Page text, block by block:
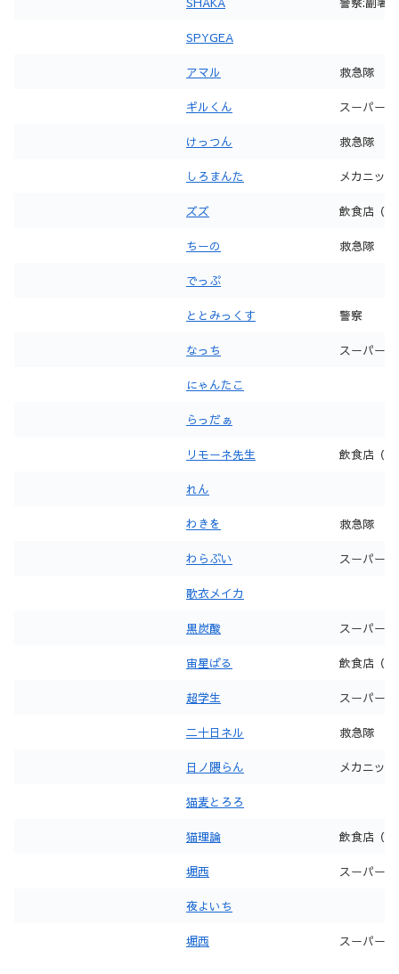
SPYGEA
アマル 救急隊
ギルくん スーパー
けっつん 救急隊
しろまんた メカニック
ズズ 飲食店（
ちーの 救急隊
でっぷ
ととみっくす 警察
なっち スーパー
にゃんたこ
らっだぁ
リモーネ先生 飲食店（
れん
わきを 救急隊
わらぶい スーパー
歌衣メイカ
黒炭酸 スーパー
宙星ぱる 飲食店（
超学生 スーパー
二十日ネル 救急隊
日ノ隈らん メカニック
猫麦とろろ
猫理論 飲食店（
堀西 スーパー
夜よいち
堀西 スーパー